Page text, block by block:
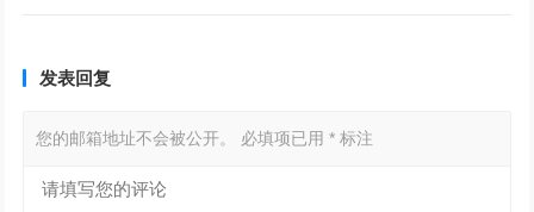
发表回复
您的邮箱地址不会被公开。 必填项已用* 标注